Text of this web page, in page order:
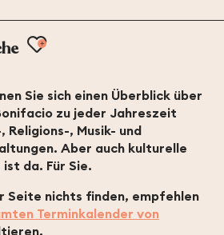
Ajouter aux favoris
Sie sich einen Überblick über
zu jeder Jahreszeit
, Musik- und
Aber auch kulturelle
da. Für Sie.
Seite nichts finden, empfehlen
Terminkalender von